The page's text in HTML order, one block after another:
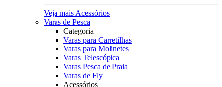
Veja mais Acessórios
Varas de Pesca
Categoria
Varas para Carretilhas
Varas para Molinetes
Varas Telescópica
Varas Pesca de Praia
Varas de Fly
Acessórios